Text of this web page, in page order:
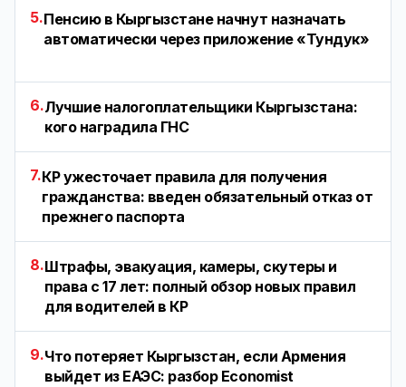
5.Пенсию в Кыргызстане начнут назначать
автоматически через приложение «Тундук»
6.Лучшие налогоплательщики Кыргызстана:
кого наградила ГНС
7.КР ужесточает правила для получения
гражданства: введен обязательный отказ от
прежнего паспорта
8.Штрафы, эвакуация, камеры, скутеры и
права с 17 лет: полный обзор новых правил
для водителей в КР
9.Что потеряет Кыргызстан, если Армения
выйдет из ЕАЭС: разбор Economist